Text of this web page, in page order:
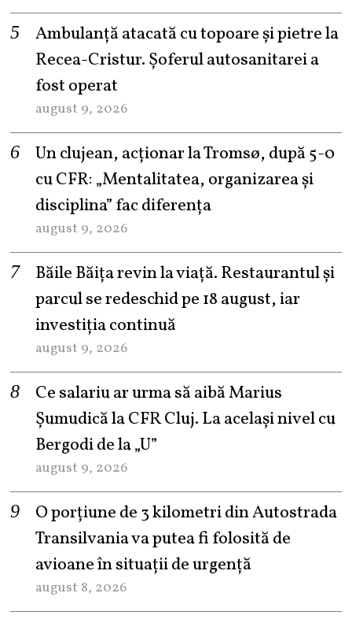
Ambulanță atacată cu topoare și pietre la
Recea-Cristur. Șoferul autosanitarei a
fost operat
august 9, 2026
Un clujean, acționar la Tromsø, după 5-0
cu CFR: „Mentalitatea, organizarea și
disciplina” fac diferența
august 9, 2026
Băile Băița revin la viață. Restaurantul și
parcul se redeschid pe 18 august, iar
investiția continuă
august 9, 2026
Ce salariu ar urma să aibă Marius
Șumudică la CFR Cluj. La același nivel cu
Bergodi de la „U”
august 9, 2026
O porțiune de 3 kilometri din Autostrada
Transilvania va putea fi folosită de
avioane în situații de urgență
august 8, 2026